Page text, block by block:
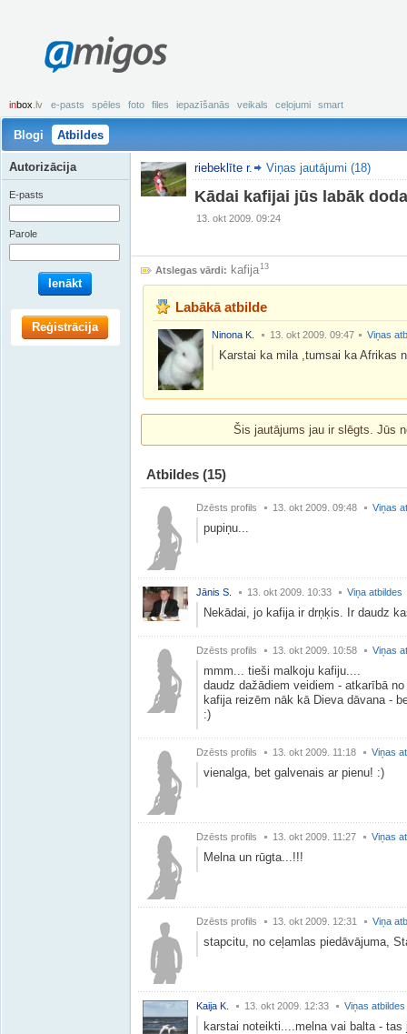
amigos
inbox .lv e-pasts spēles foto files iepazīšanās veikals ceļojumi smart
Blogi Atbildes
riebeklīte r. Viņas jautājumi (18)
Kādai kafijai jūs labāk
13. okt 2009. 09:24
Atslegas vārdi: kafija13
Labākā atbilde
Ninona K. 13. okt 2009. 09:47 Viņas
Karstai ka mila ,tumsai ka Afrikas
Šis jautājums jau ir slēgts. Jūs
Atbildes (15)
Dzēsts profils 13. okt 2009. 09:48 Viņas
pupiņu...
Jānis S. 13. okt 2009. 10:33 Viņa atbildes
Nekādai, jo kafija ir drņķis. Ir daudz
Dzēsts profils 13. okt 2009. 10:58 Viņas
mmm... tieši malkoju kafiju....
daudz dažādiem veidiem - atkarībā
kafija reizēm nāk kā Dieva dāvana -
:)
Dzēsts profils 13. okt 2009. 11:18 Viņas
vienalga, bet galvenais ar pienu! :)
Dzēsts profils 13. okt 2009. 11:27 Viņas
Melna un rūgta...!!!
Dzēsts profils 13. okt 2009. 12:31 Viņa
stapcitu, no ceļamlas piedāvājuma,
Kaija K. 13. okt 2009. 12:33 Viņas atbildes
karstai noteikti....melna vai balta - tas
Autorizācija
E-pasts
Parole
Ienākt
Reģistrācija